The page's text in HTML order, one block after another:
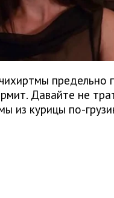
предельно
Давайте не
из курицы по-